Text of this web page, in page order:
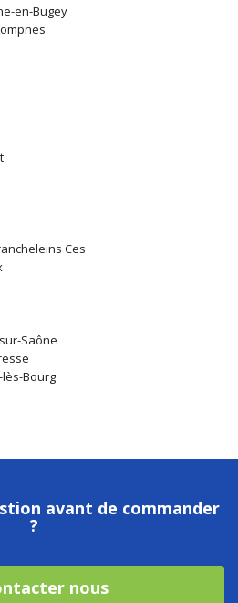
en-Bugey
Ces
Saône
Bourg
avant de commander
?
nous